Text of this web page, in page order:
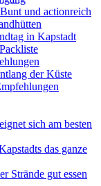
und actionreich
in Kapstadt
der Küste
sich am besten
das ganze
Strände gut essen